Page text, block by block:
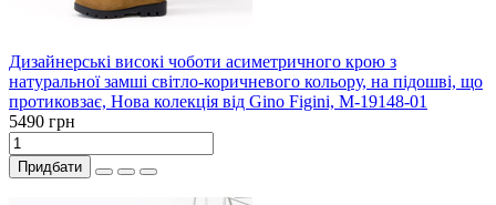
Дизайнерські високі чоботи асиметричного крою з
натуральної замші світло-коричневого кольору, на підошві, що
протиковзає, Нова колекція від Gino Figini, М-19148-01
5490 грн
Придбати